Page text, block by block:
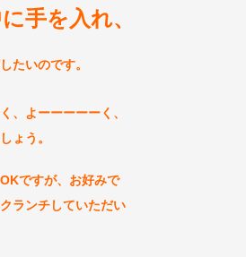
手を入れ、
たいのです。
、よーーーーーく、
ょう。
Kですが、 お好みで
ランチしていただい